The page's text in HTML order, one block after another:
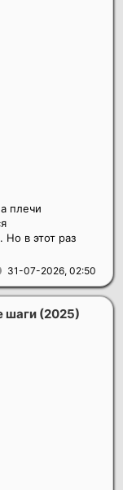
31-07-2026, 02:50
плечи
Но в этот раз
шаги (2025)